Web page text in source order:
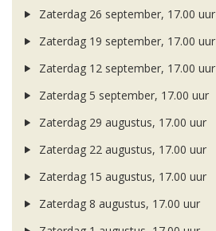
Zaterdag 26 september, 17.00 uur
Zaterdag 19 september, 17.00 uur
Zaterdag 12 september, 17.00 uur
Zaterdag 5 september, 17.00 uur
Zaterdag 29 augustus, 17.00 uur
Zaterdag 22 augustus, 17.00 uur
Zaterdag 15 augustus, 17.00 uur
Zaterdag 8 augustus, 17.00 uur